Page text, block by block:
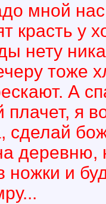
мной
красть у
нету
тоже
А
плачет, я
деревню,
ножки и